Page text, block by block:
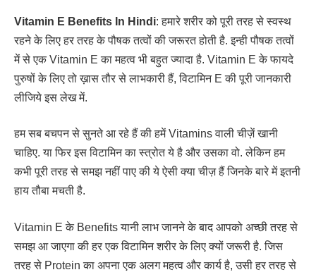
Vitamin E Benefits In Hindi: हमारे शरीर को पूरी तरह से स्वस्थ
रहने के लिए हर तरह के पौषक तत्वों की जरूरत होती है. इन्ही पौषक तत्वों
में से एक Vitamin E का महत्व भी बहुत ज्यादा है. Vitamin E के फायदे
पुरुषों के लिए तो ख़ास तौर से लाभकारी हैं, विटामिन E की पूरी जानकारी
लीजिये इस लेख में.
हम सब बचपन से सुनते आ रहे हैं की हमें Vitamins वाली चीज़ें खानी
चाहिए. या फिर इस विटामिन का स्त्रोत ये है और उसका वो. लेकिन हम
कभी पूरी तरह से समझ नहीं पाए की ये ऐसी क्या चीज़ हैं जिनके बारे में इतनी
हाय तौबा मचती है.
Vitamin E के Benefits यानी लाभ जानने के बाद आपको अच्छी तरह से
समझ आ जाएगा की हर एक विटामिन शरीर के लिए क्यों जरूरी है. जिस
तरह से Protein का अपना एक अलग महत्व और कार्य है, उसी हर तरह से